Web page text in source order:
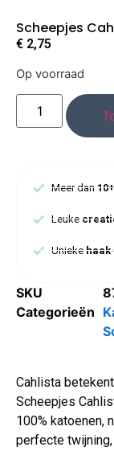
Scheepjes
€ 2,75
Op voorraad
Meer dan
Leuke
Unieke
SKU
Categorieën
Cahlista
Scheepjes
100% katoenen,
perfecte